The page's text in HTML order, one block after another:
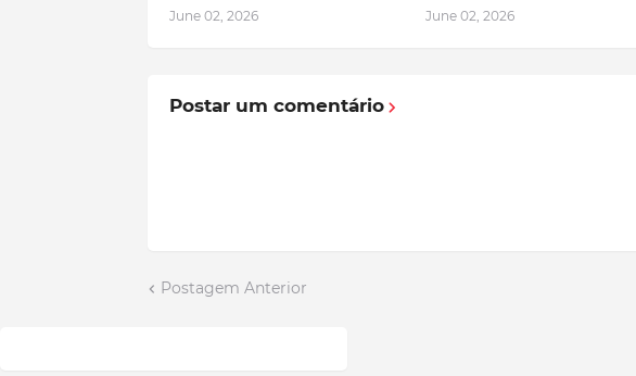
June 02, 2026 June 02, 2026
Postar um comentário
Postagem Anterior